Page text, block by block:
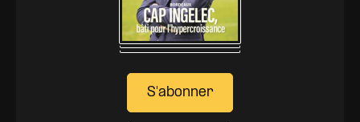
S'abonner